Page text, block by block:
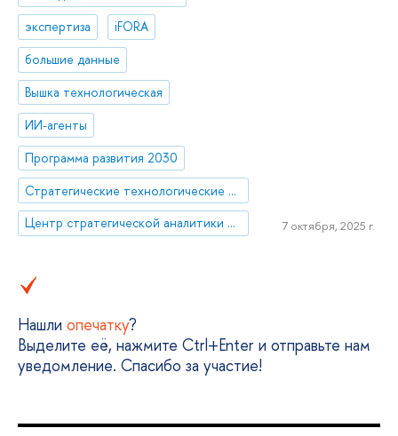
экспертиза
iFORA
большие данные
Вышка технологическая
ИИ-агенты
Программа развития 2030
Стратегические технологические проекты
Центр стратегической аналитики и больших данных
7 октября, 2025 г.
Нашли опечатку?
Выделите её, нажмите Ctrl+Enter и отправьте нам
уведомление. Спасибо за участие!